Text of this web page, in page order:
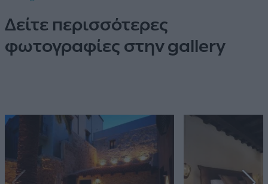
Δείτε περισσότερες
φωτογραφίες στην gallery